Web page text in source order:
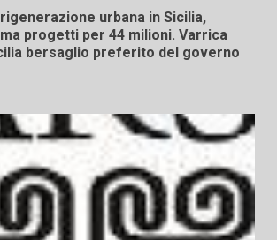
urbana in Sicilia,
progetti per 44 milioni. Varrica
bersaglio preferito del governo